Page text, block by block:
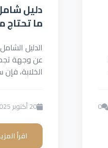
0
دليل
ما
الدليل
عن وجهة
الخلابة،
20 أكتوبر 2025
اقرأ